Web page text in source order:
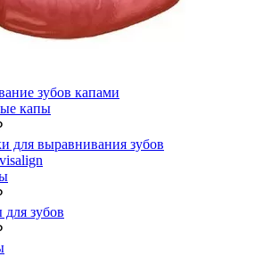
зубов капами
капы
для выравнивания зубов
зубов